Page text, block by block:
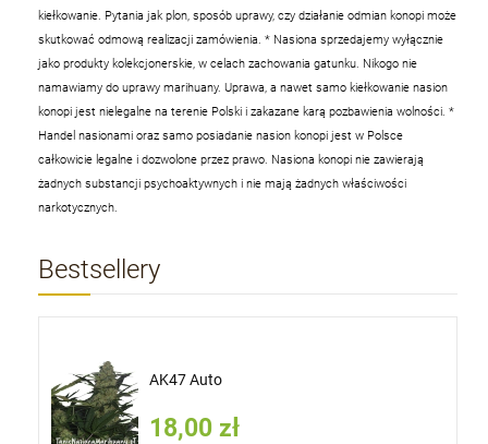
kiełkowanie. Pytania jak plon, sposób uprawy, czy działanie odmian konopi może
skutkować odmową realizacji zamówienia. * Nasiona sprzedajemy wyłącznie
jako produkty kolekcjonerskie, w celach zachowania gatunku. Nikogo nie
namawiamy do uprawy marihuany. Uprawa, a nawet samo kiełkowanie nasion
konopi jest nielegalne na terenie Polski i zakazane karą pozbawienia wolności. *
Handel nasionami oraz samo posiadanie nasion konopi jest w Polsce
całkowicie legalne i dozwolone przez prawo. Nasiona konopi nie zawierają
żadnych substancji psychoaktywnych i nie mają żadnych właściwości
narkotycznych.
Bestsellery
AK47 Auto
18,00 zł